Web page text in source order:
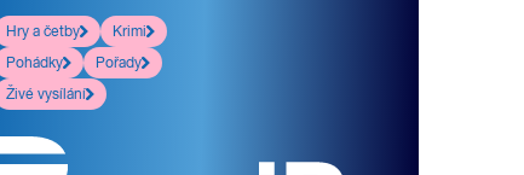
Hry a četby
Krimi
Pohádky
Pořady
Živé vysílání